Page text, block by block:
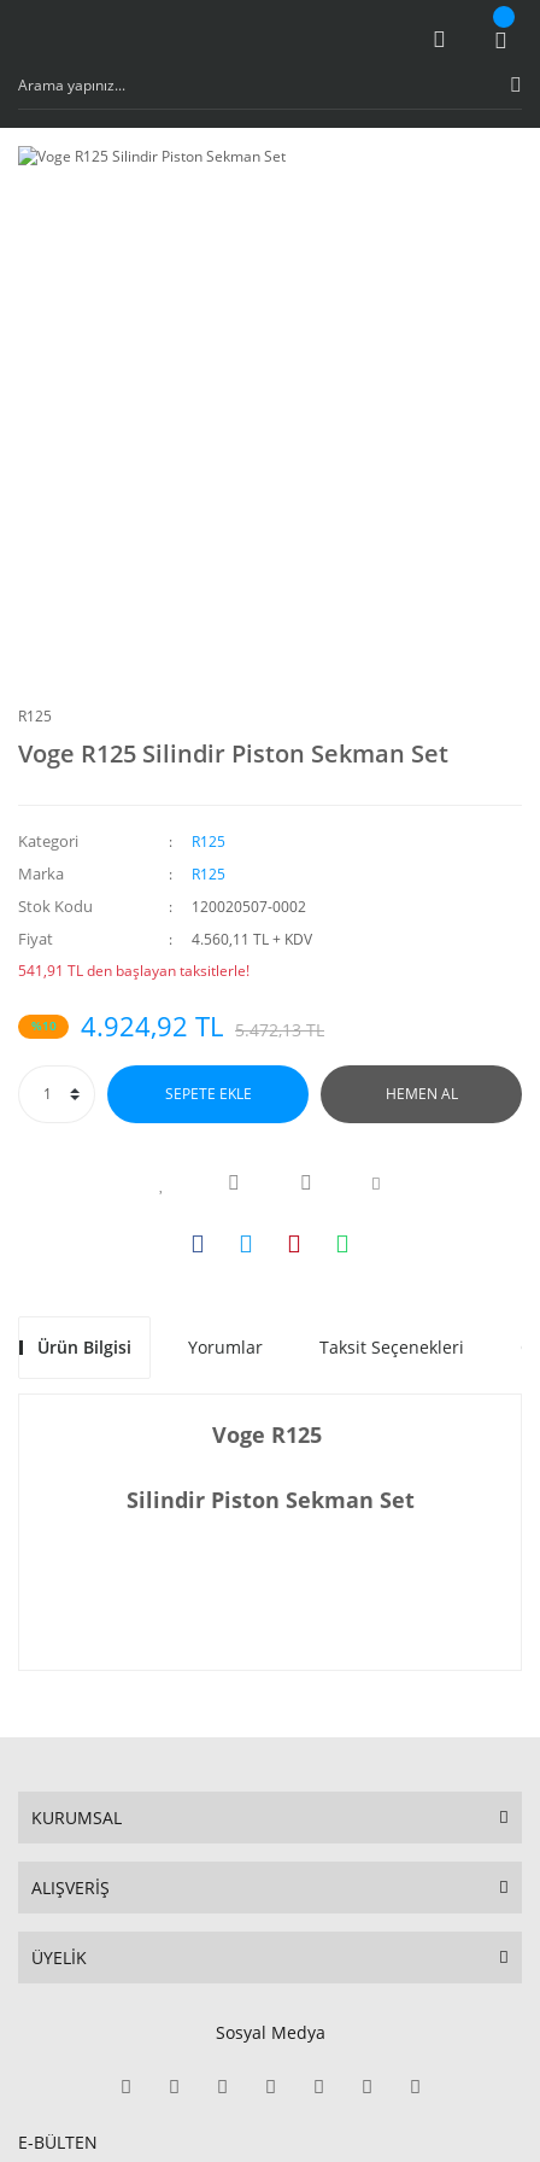
R125
Voge R125 Silindir Piston Sekman Set
Kategori R125
Marka R125
Stok Kodu 120020507-0002
Fiyat
4.560,11 TL + KDV
541,91 TL den başlayan taksitlerle!
%10 4.924,92 TL 5.472,13 TL
SEPETE EKLE HEMEN AL
Ürün Bilgisi Yorumlar Taksit Seçenekleri
Voge R125
Silindir Piston Sekman Set
KURUMSAL
ALIŞVERİŞ
ÜYELİK
Sosyal Medya
E-BÜLTEN